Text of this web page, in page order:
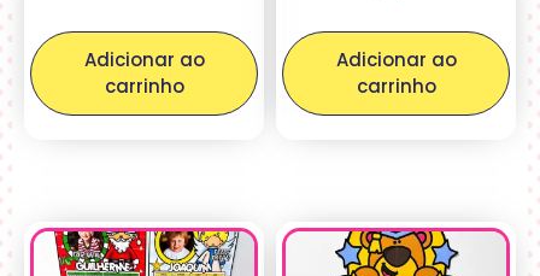
Adicionar ao
carrinho
Adicionar ao
carrinho